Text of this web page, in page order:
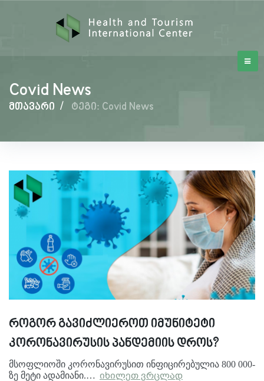
Covid News
მთავარი / ტეგი: Covid News
Covid
News
როგორ გავიძლიეროთ იმუნიტეტი
კორონავირუსის პანდემიის დროს?
მსოფლიოში კორონავირუსით ინფიცირებულია 800 000-
ზე მეტი ადამიანი.… იხილეთ ვრცლად